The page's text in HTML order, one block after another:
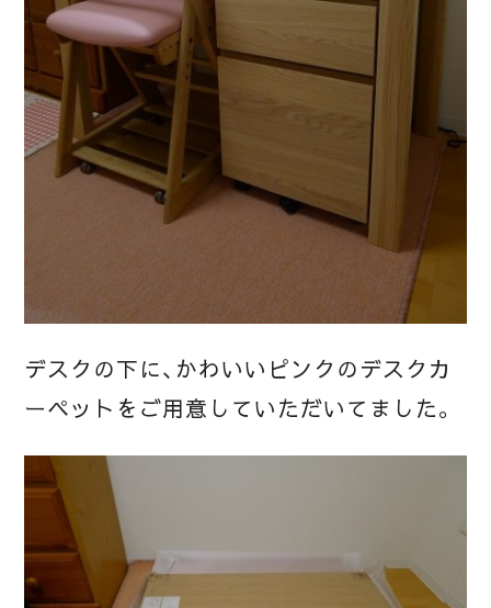
デスクの下に、かわいいピンクのデスクカ
ーペットをご用意していただいてました。